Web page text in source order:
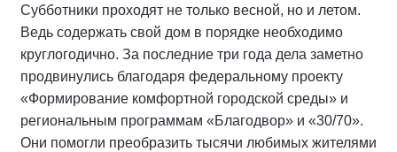
Субботники проходят не только весной, но и летом.
Ведь содержать свой дом в порядке необходимо
круглогодично. За последние три года дела заметно
продвинулись благодаря федеральному проекту
«Формирование комфортной городской среды» и
региональным программам «Благодвор» и «30/70».
Они помогли преобразить тысячи любимых жителями